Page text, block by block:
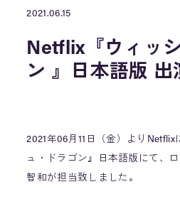
2021.06.15
Netflix『ウィッ
ン 』日本語版 出
2021年06月11日（金）より
ュ・ドラゴン』日本語版にて、
智和が担当致しました。